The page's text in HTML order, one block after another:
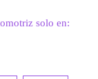
solo en: